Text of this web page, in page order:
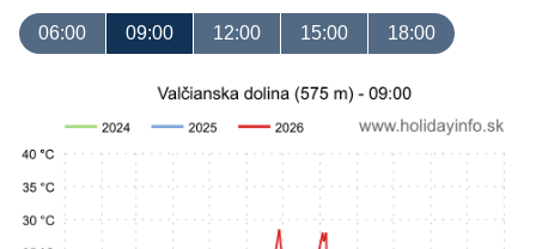
06:00 09:00 12:00 15:00 18:00